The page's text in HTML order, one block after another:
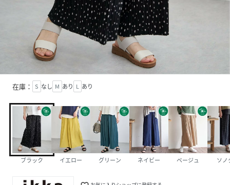
在庫： S なし M あり L あり
ブラック イエロー グリーン ネイビー ベージュ ソノ